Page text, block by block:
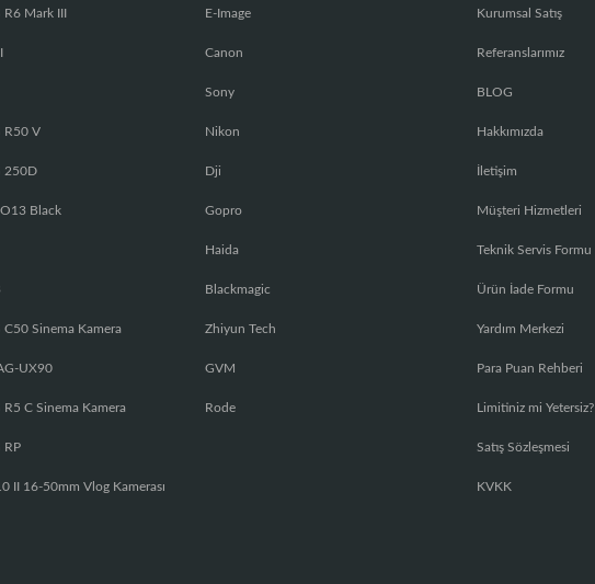
R6 Mark III
R50 V
250D
Black
C50 Sinema Kamera
UX90
R5 C Sinema Kamera
RP
II 16-50mm Vlog Kamerası
E-Image
Canon
Sony
Nikon
Dji
Gopro
Haida
Blackmagic
Zhiyun Tech
GVM
Rode
Kurumsal Satış
Referanslarımız
BLOG
Hakkımızda
İletişim
Müşteri Hizmetleri
Teknik Servis Formu
Ürün İade Formu
Yardım Merkezi
Para Puan Rehberi
Limitiniz mi Yetersiz?
Satış Sözleşmesi
KVKK